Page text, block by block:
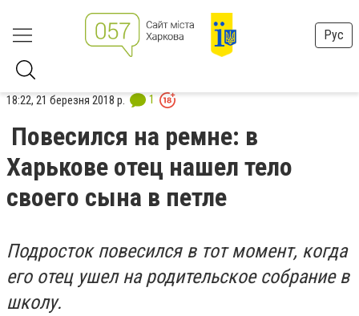
Рус
18:22, 21 березня 2018 р. 1
Повесился на ремне: в
Харькове отец нашел тело
своего сына в петле
Подросток повесился в тот момент, когда
его отец ушел на родительское собрание в
школу.